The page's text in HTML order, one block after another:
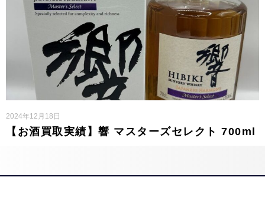
【お酒買取実績】響 マスターズセレクト 700ml
2024年12月18日